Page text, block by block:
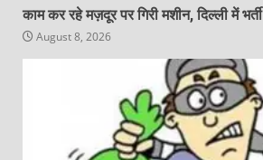
काम कर रहे मज़दूर पर गिरी मशीन, दिल्ली में भर्ती
August 8, 2026